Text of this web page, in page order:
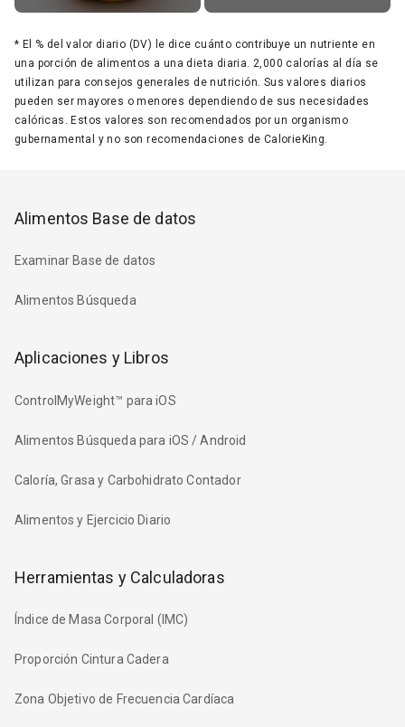
* El % del valor diario (DV) le dice cuánto contribuye un nutriente en
una porción de alimentos a una dieta diaria. 2,000 calorías al día se
utilizan para consejos generales de nutrición. Sus valores diarios
pueden ser mayores o menores dependiendo de sus necesidades
calóricas. Estos valores son recomendados por un organismo
gubernamental y no son recomendaciones de CalorieKing.
Alimentos Base de datos
Examinar Base de datos
Alimentos Búsqueda
Aplicaciones y Libros
ControlMyWeight™ para iOS
Alimentos Búsqueda para iOS / Android
Caloría, Grasa y Carbohidrato Contador
Alimentos y Ejercicio Diario
Herramientas y Calculadoras
Índice de Masa Corporal (IMC)
Proporción Cintura Cadera
Zona Objetivo de Frecuencia Cardíaca